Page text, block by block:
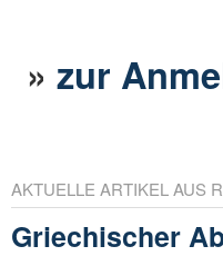
»zur
AKTUELLE ARTIKEL AUS
Griechischer